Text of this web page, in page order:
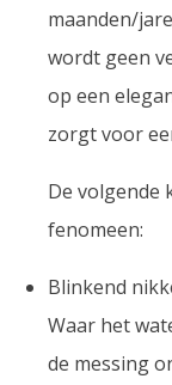
maanden/
wordt geen
op een
zorgt voor
De volgende
fenomeen:
Blinkend
Waar het
de messing